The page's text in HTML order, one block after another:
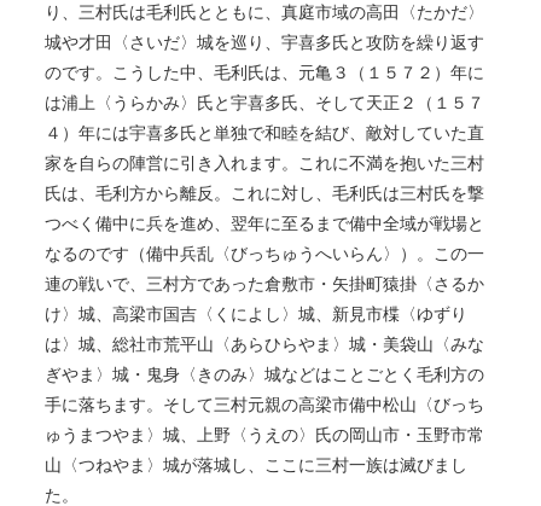
り、三村氏は毛利氏とともに、真庭市域の高田〈たかだ〉
城や才田〈さいだ〉城を巡り、宇喜多氏と攻防を繰り返す
のです。こうした中、毛利氏は、元亀３（１５７２）年に
は浦上〈うらかみ〉氏と宇喜多氏、そして天正２（１５７
４）年には宇喜多氏と単独で和睦を結び、敵対していた直
家を自らの陣営に引き入れます。これに不満を抱いた三村
氏は、毛利方から離反。これに対し、毛利氏は三村氏を撃
つべく備中に兵を進め、翌年に至るまで備中全域が戦場と
なるのです（備中兵乱〈びっちゅうへいらん〉）。この一
連の戦いで、三村方であった倉敷市・矢掛町猿掛〈さるか
け〉城、高梁市国吉〈くによし〉城、新見市楪〈ゆずり
は〉城、総社市荒平山〈あらひらやま〉城・美袋山〈みな
ぎやま〉城・鬼身〈きのみ〉城などはことごとく毛利方の
手に落ちます。そして三村元親の高梁市備中松山〈びっち
ゅうまつやま〉城、上野〈うえの〉氏の岡山市・玉野市常
山〈つねやま〉城が落城し、ここに三村一族は滅びまし
た。